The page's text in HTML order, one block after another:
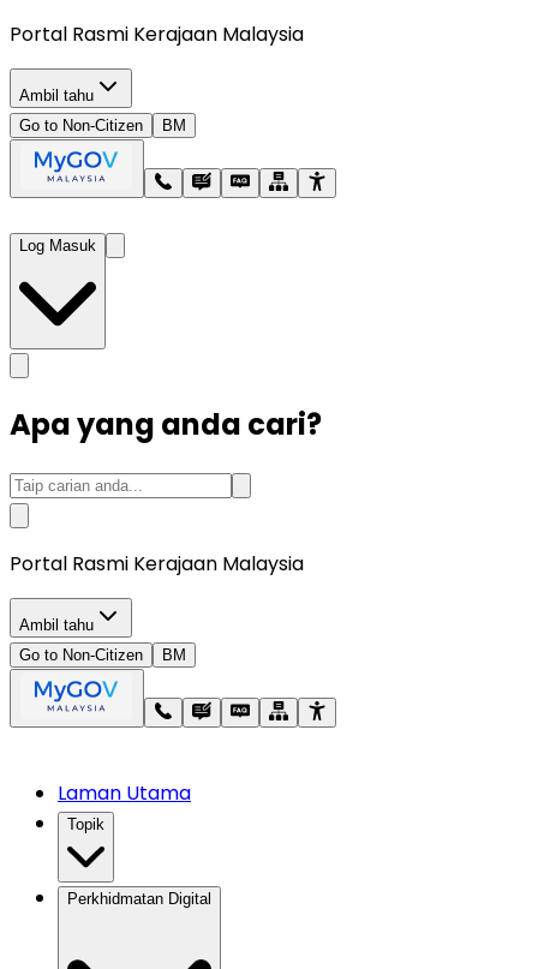
Portal Rasmi Kerajaan Malaysia
Ambil tahu
Go to Non-Citizen
BM
Log Masuk
Apa yang anda cari?
Portal Rasmi Kerajaan Malaysia
Ambil tahu
Go to Non-Citizen
BM
Laman Utama
Topik
Perkhidmatan Digital